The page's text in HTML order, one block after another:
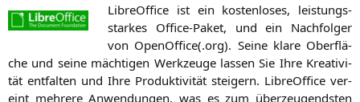
Libre­Of­fice ist ein kos­ten­lo­ses, leis­tungs­
star­kes Office-Paket, und ein Nach­fol­ger
von OpenOffice(.org). Sei­ne kla­re Ober­flä­
che und sei­ne mäch­ti­gen Werk­zeu­ge las­sen Sie Ihre Krea­ti­vi­
tät ent­fal­ten und Ihre Pro­duk­ti­vi­tät stei­gern. Libre­Of­fice ver­
eint meh­re­re Anwen­dun­gen, was es zum über­zeu­gends­ten